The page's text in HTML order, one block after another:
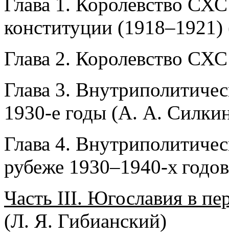
конституции
Глава 2. Королевство
Глава 3.
1930-е годы (А. А.
Глава 4.
рубеже 1930–1940-х
Часть III. Югославия в
(Л. Я. Гибианский)